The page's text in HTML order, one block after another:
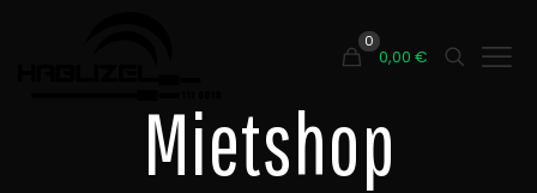
0
0,00 €
Mietshop